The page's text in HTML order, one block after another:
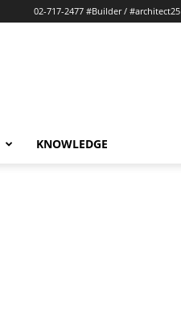
02-717-2477 #Builder / #architect25
KNOWLEDGE